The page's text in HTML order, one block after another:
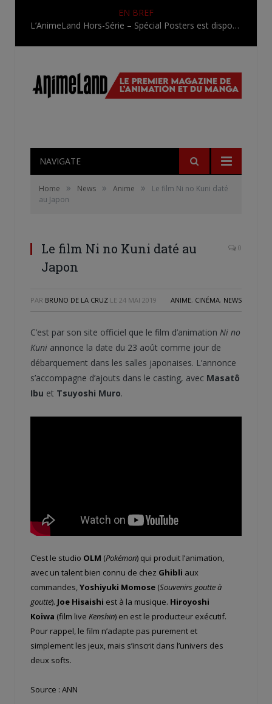
EN BREF
L’AnimeLand Hors-Série – Spécial Posters est disponible !
NAVIGATE
Home » News » Anime »
Le film Ni no Kuni daté
au Japon
Le film Ni no Kuni daté au
Japon
0
PAR BRUNO DE LA CRUZ LE 24 MAI 2019 ANIME, CINÉMA, NEWS
C’est par son site officiel que le film d’animation Ni no
Kuni annonce la date du 23 août comme jour de
débarquement dans les salles japonaises. L’annonce
s’accompagne d’ajouts dans le casting, avec Masatô
Ibu et Tsuyoshi Muro.
C’est le studio OLM (Pokémon) qui produit l’animation,
avec un talent bien connu de chez Ghibli aux
commandes,Yoshiyuki Momose (Souvenirs goutte à
goutte). Joe Hisaishi est à la musique. Hiroyoshi
Koiwa (film live Kenshin) en est le producteur exécutif.
Pour rappel, le film n’adapte pas purement et
simplement les jeux, mais s’inscrit dans l’univers des
deux softs.
Source : ANN